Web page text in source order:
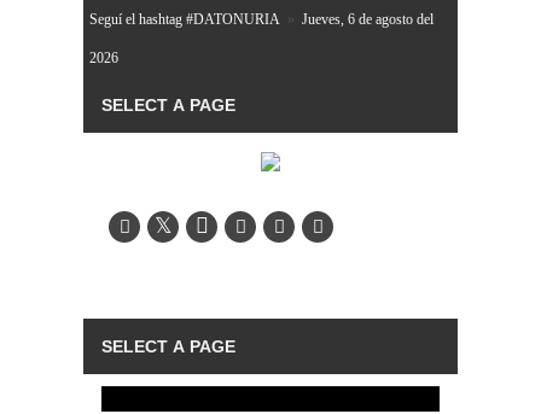
Seguí el hashtag #DATONURIA » Jueves, 6 de agosto del
2026